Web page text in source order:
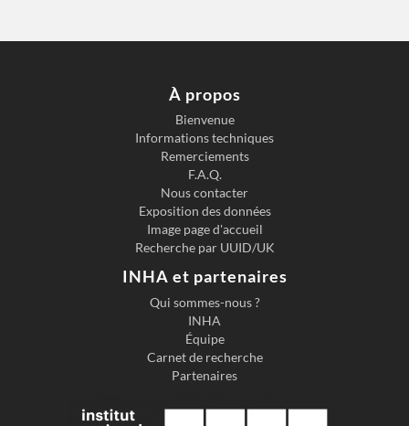
À propos
Bienvenue
Informations techniques
Remerciements
F.A.Q.
Nous contacter
Exposition des données
Image page d'accueil
Recherche par UUID/UK
INHA et partenaires
Qui sommes-nous ?
INHA
Équipe
Carnet de recherche
Partenaires